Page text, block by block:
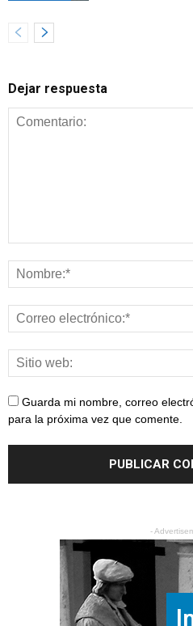
Dejar respuesta
Guarda mi nombre, correo
para la próxima vez que comente.
-